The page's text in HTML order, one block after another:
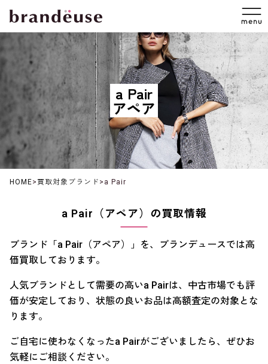
a Pair
アペア
HOME> 買取対象ブランド > a Pair
a Pair（アペア）の買取情報
ブランド「a Pair（アペア）」を、ブランデュースでは高
価買取しております。
人気ブランドとして需要の高いa Pairは、中古市場でも評
価が安定しており、状態の良いお品は高額査定の対象とな
ります。
ご自宅に使わなくなったa Pairがございましたら、ぜひお
気軽にご相談ください。